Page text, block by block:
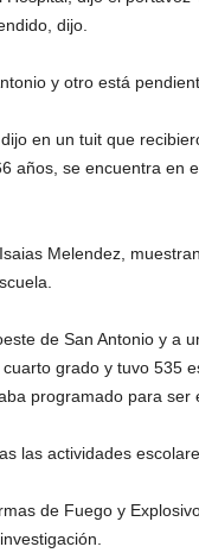
dijo.
y otro está
en un tuit que
años, se encuentra en
Melendez,
de San Antonio y a
grado y tuvo 535
programado para ser
las actividades
de Fuego y